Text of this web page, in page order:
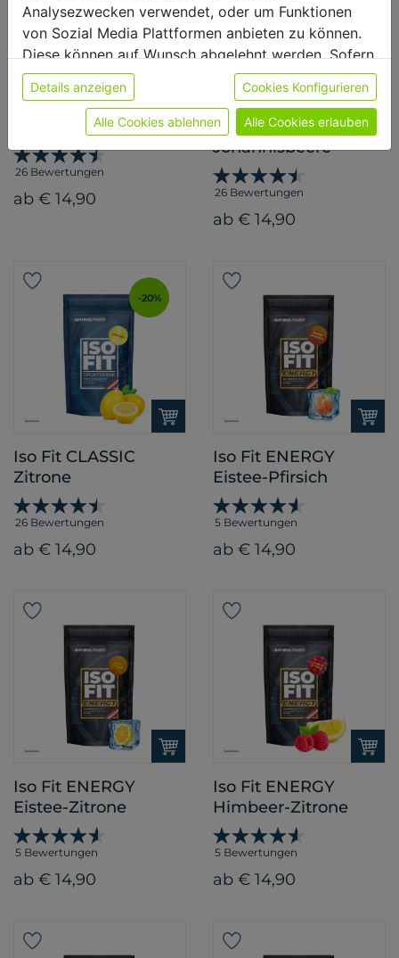
LIMITED EDITION
Iso Fit CLASSIC Pink
Lemonade
26 Bewertungen
ab € 14,90
Iso Fit CLASSIC
Schwarze
Johannisbeere
26 Bewertungen
ab € 14,90
-20%
Iso Fit CLASSIC
Zitrone
26 Bewertungen
ab € 14,90
Iso Fit ENERGY
Eistee-Pfirsich
5 Bewertungen
ab € 14,90
Iso Fit ENERGY
Eistee-Zitrone
5 Bewertungen
ab € 14,90
Iso Fit ENERGY
Himbeer-Zitrone
5 Bewertungen
ab € 14,90
Analysezwecken verwendet, oder um Funktionen
von Sozial Media Plattformen anbieten zu können.
Diese können auf Wunsch abgelehnt werden. Sofern
sie unsere Webseite weiter nutzen, geben Sie
Einwilligung zu unseren Cookies.
Weitere Informationen finden sie in unserer
Datenschutzerklärungbzw. im Impressum
Details anzeigen Cookies Konfigurieren
Alle Cookies ablehnen Alle Cookies erlauben